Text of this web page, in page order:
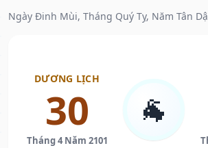
Ngày Đinh Mùi, Tháng Quý Tỵ, Năm Tân
DƯƠNG LỊCH
30
Tháng 4 Năm 2101
🐐